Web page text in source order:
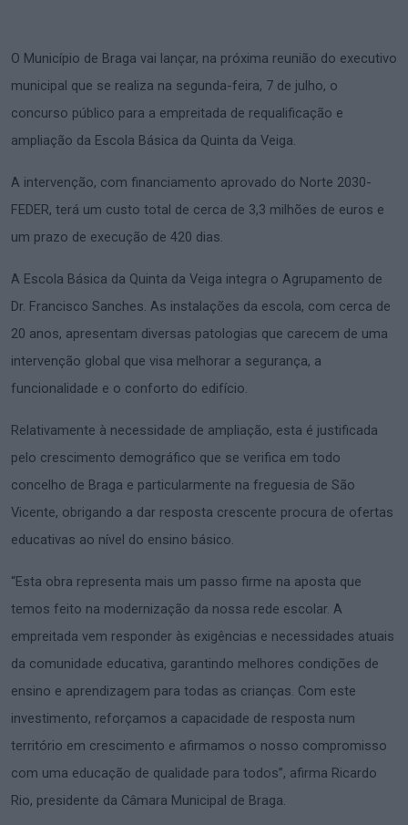
O Município de Braga vai lançar, na próxima reunião do executivo
municipal que se realiza na segunda-feira, 7 de julho, o
concurso público para a empreitada de requalificação e
ampliação da Escola Básica da Quinta da Veiga.
A intervenção, com financiamento aprovado do Norte 2030-
FEDER, terá um custo total de cerca de 3,3 milhões de euros e
um prazo de execução de 420 dias.
A Escola Básica da Quinta da Veiga integra o Agrupamento de
Dr. Francisco Sanches. As instalações da escola, com cerca de
20 anos, apresentam diversas patologias que carecem de uma
intervenção global que visa melhorar a segurança, a
funcionalidade e o conforto do edifício.
Relativamente à necessidade de ampliação, esta é justificada
pelo crescimento demográfico que se verifica em todo
concelho de Braga e particularmente na freguesia de São
Vicente, obrigando a dar resposta crescente procura de ofertas
educativas ao nível do ensino básico.
“Esta obra representa mais um passo firme na aposta que
temos feito na modernização da nossa rede escolar. A
empreitada vem responder às exigências e necessidades atuais
da comunidade educativa, garantindo melhores condições de
ensino e aprendizagem para todas as crianças. Com este
investimento, reforçamos a capacidade de resposta num
território em crescimento e afirmamos o nosso compromisso
com uma educação de qualidade para todos”, afirma Ricardo
Rio, presidente da Câmara Municipal de Braga.